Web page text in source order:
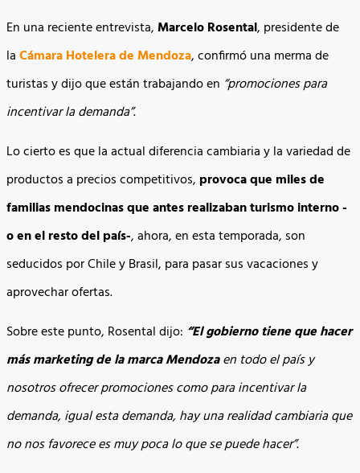
En una reciente entrevista,Marcelo Rosental, presidente de
laCámara Hotelera de Mendoza, confirmó una merma de
turistas y dijo que están trabajando en “promociones para
incentivar la demanda”.
Lo cierto es que la actual diferencia cambiaria y la variedad de
productos a precios competitivos, provoca que miles de
familias mendocinas que antes realizaban turismo interno -
o en el resto del país-, ahora, en esta temporada, son
seducidos por Chile y Brasil, para pasar sus vacaciones y
aprovechar ofertas.
Sobre este punto, Rosental dijo: “El gobierno tiene que hacer
más marketing de la marca Mendozaen todo el país y
nosotros ofrecer promociones como para incentivar la
demanda, igual esta demanda, hay una realidad cambiaria que
no nos favorece es muy poca lo que se puede hacer”.